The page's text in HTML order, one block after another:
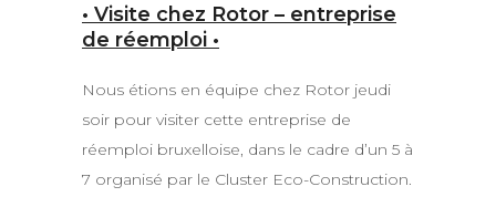
• Visite chez Rotor – entreprise
de réemploi •
Nous étions en équipe chez Rotor jeudi
soir pour visiter cette entreprise de
réemploi bruxelloise, dans le cadre d’un 5 à
7 organisé par le Cluster Eco-Construction.